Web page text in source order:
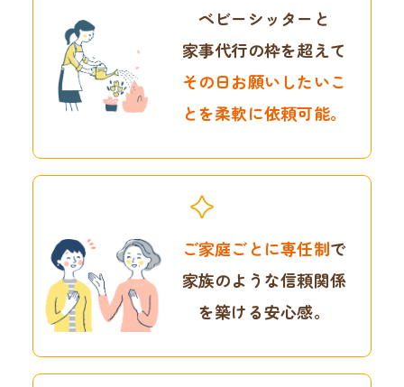
ベビーシッターと
家事代行の枠を超えて
その日お願いしたいこ
とを柔軟に依頼可能。
ご家庭ごとに専任制で
家族のような信頼関係
を築ける安心感。